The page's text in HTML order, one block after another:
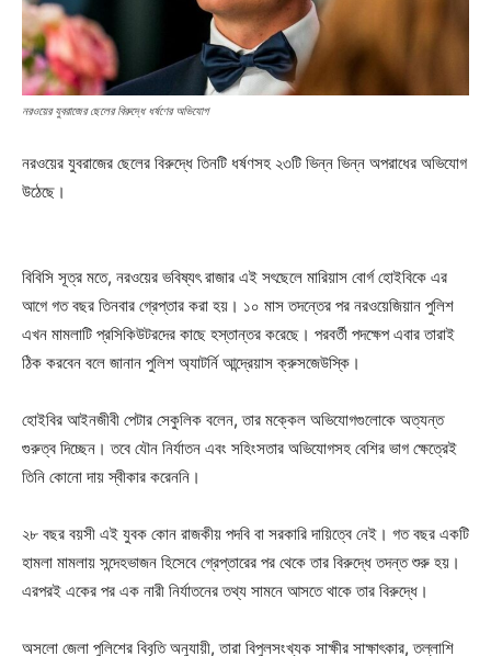
নরওয়ের যুবরাজের ছেলের বিরুদ্ধে ধর্ষণের অভিযোগ
নরওয়ের যুবরাজের ছেলের বিরুদ্ধে তিনটি ধর্ষণসহ ২৩টি ভিন্ন ভিন্ন অপরাধের অভিযোগ
উঠেছে।
বিবিসি সূত্র মতে, নরওয়ের ভবিষ্যৎ রাজার এই সৎছেলে মারিয়াস বোর্গ হোইবিকে এর
আগে গত বছর তিনবার গ্রেপ্তার করা হয়। ১০ মাস তদন্তের পর নরওয়েজিয়ান পুলিশ
এখন মামলাটি প্রসিকিউটরদের কাছে হস্তান্তর করেছে। পরবর্তী পদক্ষেপ এবার তারাই
ঠিক করবেন বলে জানান পুলিশ অ্যাটর্নি আন্দ্রেয়াস ক্রুসজেউস্কি।
হোইবির আইনজীবী পেটার সেকুলিক বলেন, তার মক্কেল অভিযোগগুলোকে অত্যন্ত
গুরুত্ব দিচ্ছেন। তবে যৌন নির্যাতন এবং সহিংসতার অভিযোগসহ বেশির ভাগ ক্ষেত্রেই
তিনি কোনো দায় স্বীকার করেননি।
২৮ বছর বয়সী এই যুবক কোন রাজকীয় পদবি বা সরকারি দায়িত্বে নেই। গত বছর একটি
হামলা মামলায় সন্দেহভাজন হিসেবে গ্রেপ্তারের পর থেকে তার বিরুদ্ধে তদন্ত শুরু হয়।
এরপরই একের পর এক নারী নির্যাতনের তথ্য সামনে আসতে থাকে তার বিরুদ্ধে।
অসলো জেলা পুলিশের বিবৃতি অনুযায়ী, তারা বিপুলসংখ্যক সাক্ষীর সাক্ষাৎকার, তল্লাশি